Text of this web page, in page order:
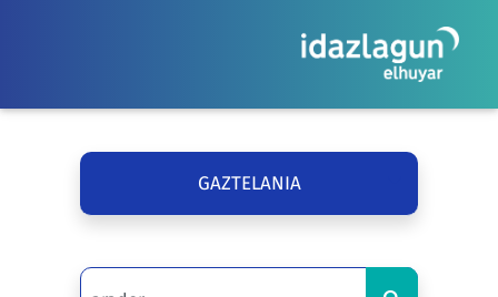
GAZTELANIA